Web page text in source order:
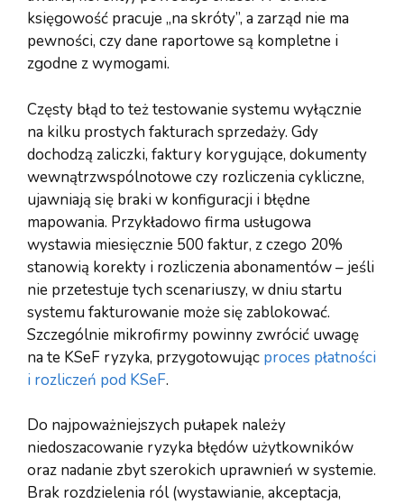
księgowość pracuje „na skróty”, a zarząd nie ma
pewności, czy dane raportowe są kompletne i
zgodne z wymogami.
Częsty błąd to też testowanie systemu wyłącznie
na kilku prostych fakturach sprzedaży. Gdy
dochodzą zaliczki, faktury korygujące, dokumenty
wewnątrzwspólnotowe czy rozliczenia cykliczne,
ujawniają się braki w konfiguracji i błędne
mapowania. Przykładowo firma usługowa
wystawia miesięcznie 500 faktur, z czego 20%
stanowią korekty i rozliczenia abonamentów – jeśli
nie przetestuje tych scenariuszy, w dniu startu
systemu fakturowanie może się zablokować.
Szczególnie mikrofirmy powinny zwrócić uwagę
na te KSeF ryzyka, przygotowując proces płatności
i rozliczeń pod KSeF.
Do najpoważniejszych pułapek należy
niedoszacowanie ryzyka błędów użytkowników
oraz nadanie zbyt szerokich uprawnień w systemie.
Brak rozdzielenia ról (wystawianie, akceptacja,